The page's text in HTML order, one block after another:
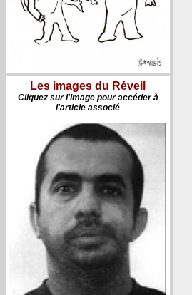
Les images du Réveil
Cliquez sur l'image pour accéder à
l'article associé